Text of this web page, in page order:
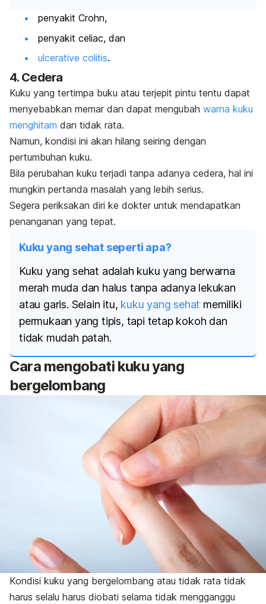
penyakit Crohn,
penyakit celiac, dan
ulcerative colitis.
4.Cedera
Kuku yang tertimpa buku atau terjepit pintu tentu dapat
menyebabkan memar dan dapat mengubah warna kuku
menghitam dan tidak rata.
Namun, kondisi ini akan hilang seiring dengan
pertumbuhan kuku.
Bila perubahan kuku terjadi tanpa adanya cedera, hal ini
mungkin pertanda masalah yang lebih serius.
Segera periksakan diri ke dokter untuk mendapatkan
penanganan yang tepat.
Kuku yang sehat seperti apa?
Kuku yang sehat adalah kuku yang berwarna
merah muda dan halus tanpa adanya lekukan
atau garis. Selain itu, kuku yang sehat memiliki
permukaan yang tipis, tapi tetap kokoh dan
tidak mudah patah.
Cara mengobati kuku yang
bergelombang
Kondisi kuku yang bergelombang atau tidak rata tidak
harus selalu harus diobati selama tidak mengganggu